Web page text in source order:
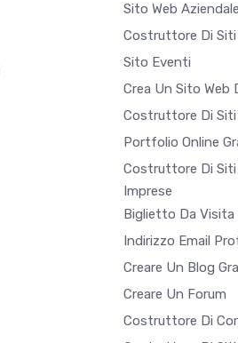
Sito Web Aziendale
Costruttore Di
Sito Eventi
Crea Un Sito Web
Costruttore Di Siti
Portfolio Online
Costruttore Di Siti
Imprese
Biglietto Da Visita
Indirizzo Email
Creare Un Blog
Creare Un Forum
Costruttore Di